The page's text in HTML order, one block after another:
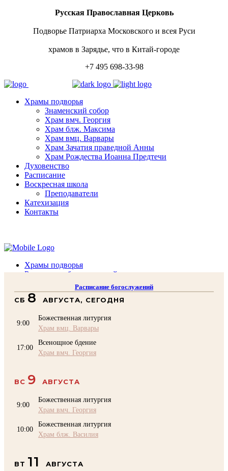
Русская Православная Церковь
Подворье Патриарха Московского и всея Руси
храмов в Зарядье, что в Китай-городе
+7 495 698-33-98
Храмы подворья
Знаменский собор
Храм вмч. Георгия
Храм блж. Максима
Храм вмц. Варвары
Храм Зачатия праведной Анны
Храм Рождества Иоанна Предтечи
Духовенство
Расписание
Воскресная школа
Преподаватели
Катехизация
Контакты
Храмы подворья
Расписание богослужений
Воскресная школа
Преподаватели Воскресной школы
КОНТАКТЫ
Помочь Подворью
Расписание богослужений
СБ 8 АВГУСТА, СЕГОДНЯ
9:00
Божественная литургия
Храм вмц. Варвары
17:00
Всенощное бдение
Храм вмч. Георгия
ВС 9 АВГУСТА
9:00
Божественная литургия
Храм вмч. Георгия
10:00
Божественная литургия
Храм блж. Василия
ВТ 11 АВГУСТА